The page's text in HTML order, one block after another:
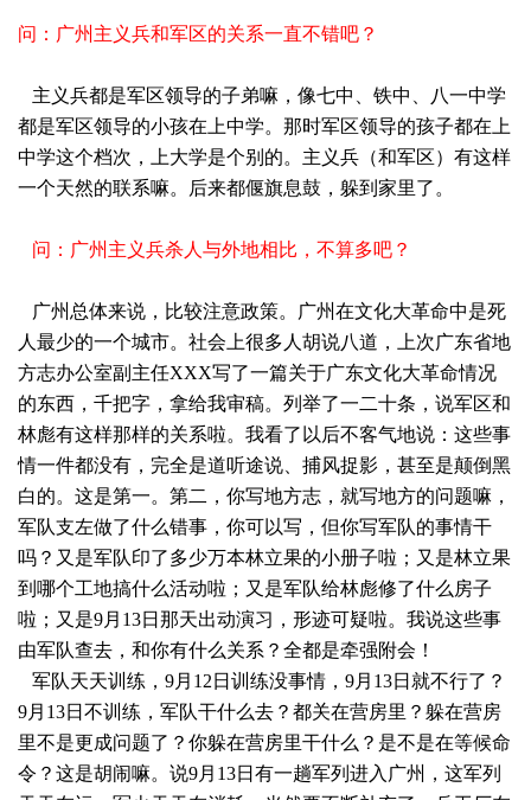
问：广州主义兵和军区的关系一直不错吧？
主义兵都是军区领导的子弟嘛，像七中、铁中、八一中学
都是军区领导的小孩在上中学。那时军区领导的孩子都在上
中学这个档次，上大学是个别的。主义兵（和军区）有这样
一个天然的联系嘛。后来都偃旗息鼓，躲到家里了。
问：广州主义兵杀人与外地相比，不算多吧？
广州总体来说，比较注意政策。广州在文化大革命中是死
人最少的一个城市。社会上很多人胡说八道，上次广东省地
方志办公室副主任XXX写了一篇关于广东文化大革命情况
的东西，千把字，拿给我审稿。列举了一二十条，说军区和
林彪有这样那样的关系啦。我看了以后不客气地说：这些事
情一件都没有，完全是道听途说、捕风捉影，甚至是颠倒黑
白的。这是第一。第二，你写地方志，就写地方的问题嘛，
军队支左做了什么错事，你可以写，但你写军队的事情干
吗？又是军队印了多少万本林立果的小册子啦；又是林立果
到哪个工地搞什么活动啦；又是军队给林彪修了什么房子
啦；又是9月13日那天出动演习，形迹可疑啦。我说这些事
由军队查去，和你有什么关系？全都是牵强附会！
军队天天训练，9月12日训练没事情，9月13日就不行了？
9月13日不训练，军队干什么去？都关在营房里？躲在营房
里不是更成问题了？你躲在营房里干什么？是不是在等候命
令？这是胡闹嘛。说9月13日有一趟军列进入广州，这军列